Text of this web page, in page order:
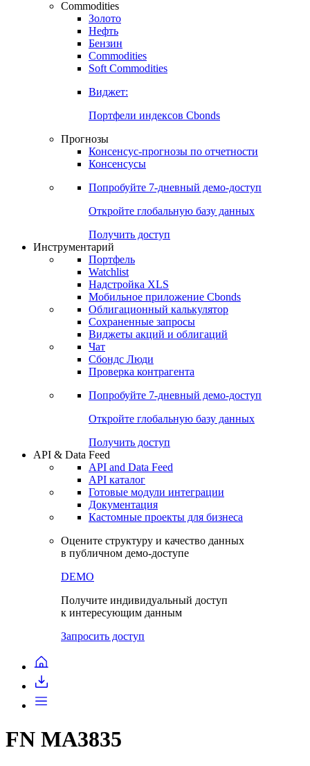
Commodities
Золото
Нефть
Бензин
Commodities
Soft Commodities
Виджет:
Портфели индексов Cbonds
Прогнозы
Консенсус-прогнозы по отчетности
Консенсусы
Попробуйте 7-дневный демо-доступ
Откройте глобальную базу данных
Получить доступ
Инструментарий
Портфель
Watchlist
Надстройка XLS
Мобильное приложение Cbonds
Облигационный калькулятор
Сохраненные запросы
Виджеты акций и облигаций
Чат
Сбондс Люди
Проверка контрагента
Попробуйте 7-дневный демо-доступ
Откройте глобальную базу данных
Получить доступ
API & Data Feed
API and Data Feed
API каталог
Готовые модули интеграции
Документация
Кастомные проекты для бизнеса
Оцените структуру и качество данных
в публичном демо-доступе
DEMO
Получите индивидуальный доступ
к интересующим данным
Запросить доступ
FN MA3835